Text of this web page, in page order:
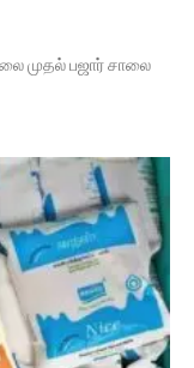
முதல் பஜார் சாலை